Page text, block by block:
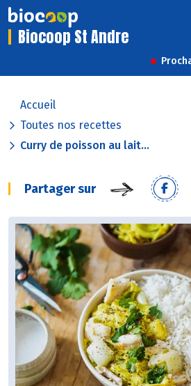
Biocoop St Andre
Accueil
Toutes nos recettes
Curry de poisson au lait...
Partager sur